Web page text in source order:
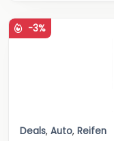
-3%
Deals, Auto, Reifen